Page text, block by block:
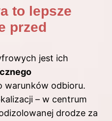
to lepsze
przed
jest ich
warunków odbioru.
– w centrum
drodze za